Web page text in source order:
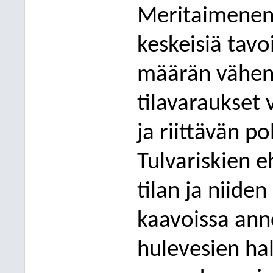
keskeisiä
määrän
tilavaraukset
ja riittävän
Tulvariskien
tilan ja
kaavoissa
hulevesien